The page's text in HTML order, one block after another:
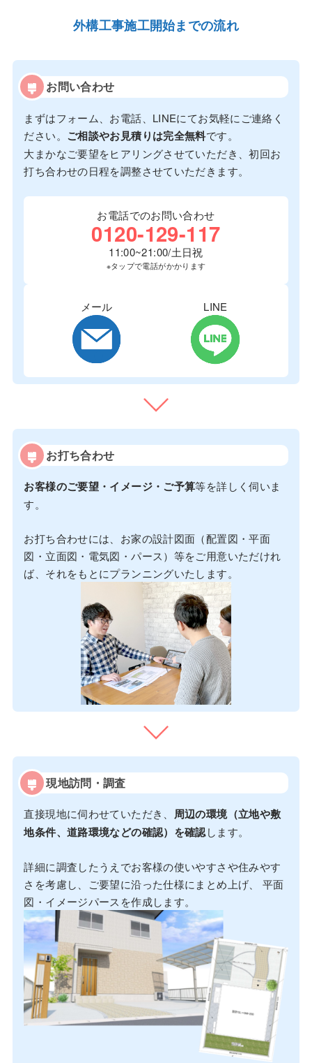
外構工事施工開始までの流れ
お問い合わせ
まずはフォーム、お電話、LINEにてお気軽にご連絡く
ださい。 ご相談やお見積りは完全無料です。
大まかなご要望をヒアリングさせていただき、初回お
打ち合わせの日程を調整させていただきます。
お電話でのお問い合わせ
0120-129-117
11:00~21:00/土日祝
※タップで電話がかかります
メール LINE
お打ち合わせ
お客様のご要望・イメージ・ご予算等を詳しく伺いま
す。
お打ち合わせには、お家の設計図面（配置図・平面
図・立面図・電気図・パース）等をご用意いただけれ
ば、それをもとにプランニングいたします。
現地訪問・調査
直接現地に伺わせていただき、 周辺の環境（立地や敷
地条件、道路環境などの確認）を確認します。
詳細に調査したうえでお客様の使いやすさや住みやす
さを考慮し、ご要望に沿った仕様にまとめ上げ、 平面
図・イメージパースを作成します。